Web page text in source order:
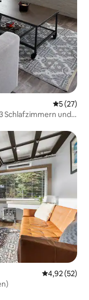
5 (27)
Schlafzimmern und
4,92 (52)